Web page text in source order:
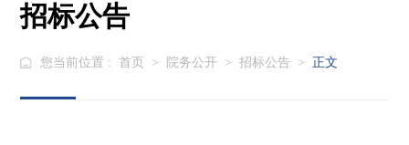
招标公告
您当前位置 : 首页 > 院务公开 > 招标公告 > 正文